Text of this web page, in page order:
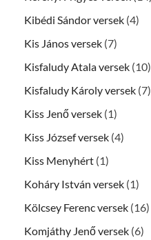
Kibédi Sándor versek (4)
Kis János versek (7)
Kisfaludy Atala versek (10)
Kisfaludy Károly versek (7)
Kiss Jenő versek (1)
Kiss József versek (4)
Kiss Menyhért (1)
Koháry István versek (1)
Kölcsey Ferenc versek (16)
Komjáthy Jenő versek (6)